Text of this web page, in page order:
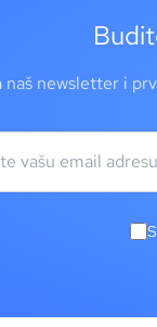
newsletter i